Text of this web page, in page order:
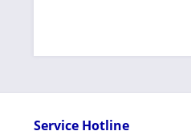
Service Hotline